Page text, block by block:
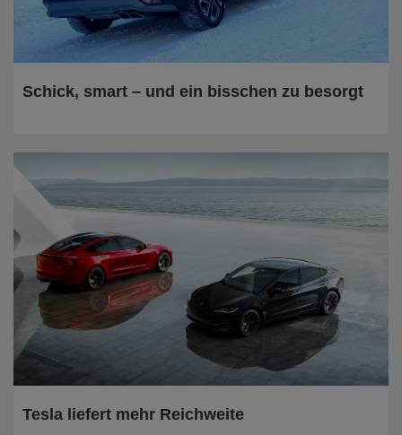
Schick, smart – und ein bisschen zu besorgt
Tesla liefert mehr Reichweite